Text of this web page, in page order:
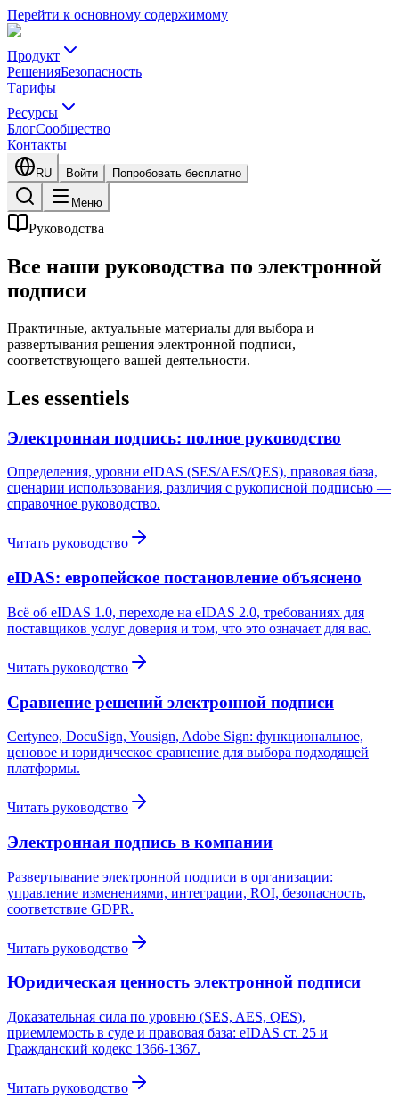
Перейти к основному содержимому
Продукт
РешенияБезопасность
Тарифы
Ресурсы
БлогСообщество
Контакты
RU Войти Попробовать бесплатно
Меню
Руководства
Все наши руководства по электронной
подписи
Практичные, актуальные материалы для выбора и
развертывания решения электронной подписи,
соответствующего вашей деятельности.
Les essentiels
Электронная подпись: полное руководство
Определения, уровни eIDAS (SES/AES/QES), правовая база,
сценарии использования, различия с рукописной подписью —
справочное руководство.
Читать руководство
eIDAS: европейское постановление объяснено
Всё об eIDAS 1.0, переходе на eIDAS 2.0, требованиях для
поставщиков услуг доверия и том, что это означает для вас.
Читать руководство
Сравнение решений электронной подписи
Certyneo, DocuSign, Yousign, Adobe Sign: функциональное,
ценовое и юридическое сравнение для выбора подходящей
платформы.
Читать руководство
Электронная подпись в компании
Развертывание электронной подписи в организации:
управление изменениями, интеграции, ROI, безопасность,
соответствие GDPR.
Читать руководство
Юридическая ценность электронной подписи
Доказательная сила по уровню (SES, AES, QES),
приемлемость в суде и правовая база: eIDAS ст. 25 и
Гражданский кодекс 1366-1367.
Читать руководство